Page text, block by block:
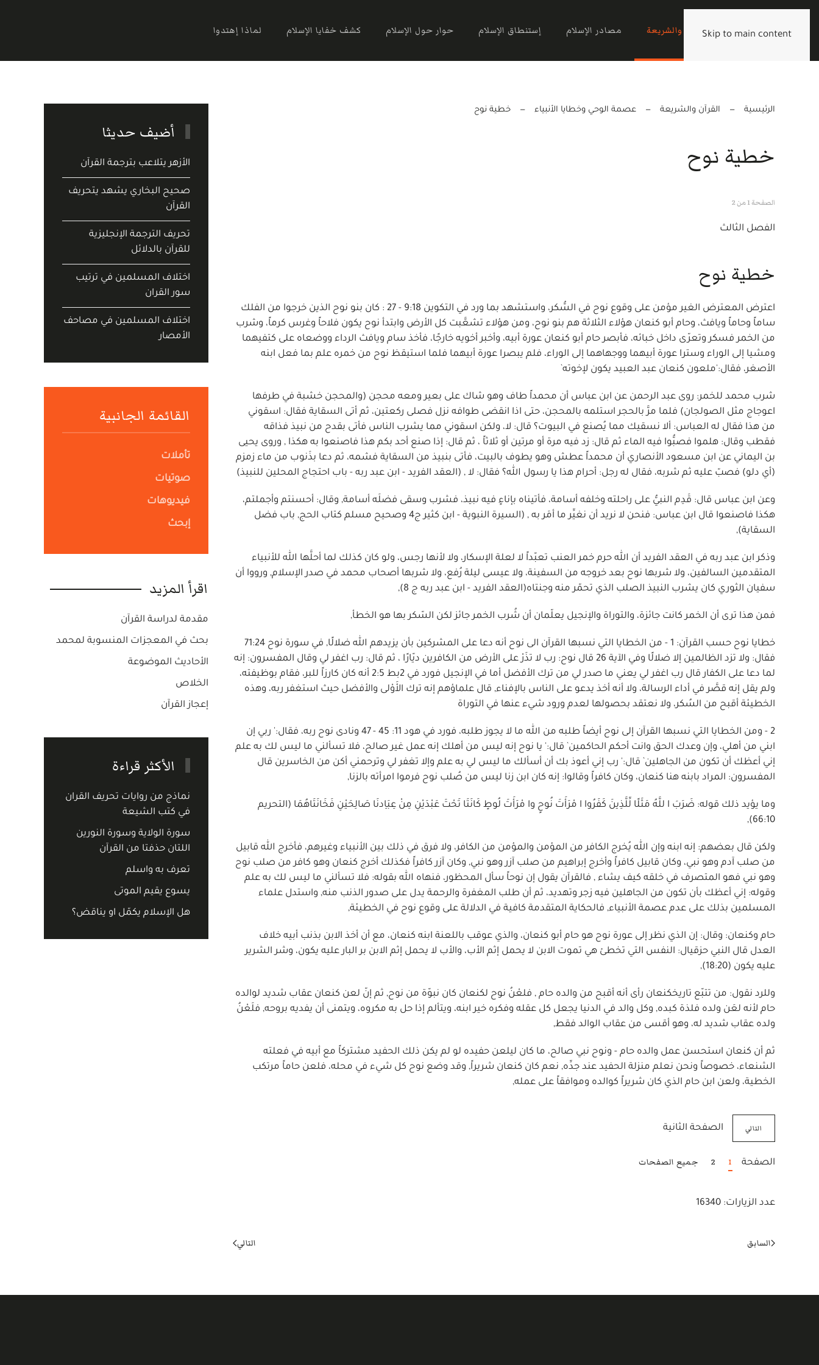
Skip to main content
الرئيسية القرآن والشريعة مصادر الإسلام إستنطاق الإسلام حوار حول الإسلام كشف خفايا الإسلام لماذا إهتدوا
الرئيسية القرآن والشريعة عصمة الوحي وخطايا الأنبياء خطية نوح
خطية نوح
الصفحة 1 من 2
الفصل الثالث
خطية نوح
اعترض المعترض الغير مؤمن على وقوع نوح في السُّكر، واستشهد بما ورد في التكوين 9:18 - 27 : كان بنو نوح الذين خرجوا من الفلك
ساماً وحاماً ويافث، وحام أبو كنعان هؤلاء الثلاثة هم بنو نوح، ومن هؤلاء تشعَّبت كل الأرض وابتدأ نوح يكون فلاحاً وغرس كرماً، وشرب
من الخمر فسكر وتعرّى داخل خبائه، فأبصر حام أبو كنعان عورة أبيه، وأخبر أخويه خارجًا، فأخذ سام ويافث الرداء ووضعاه على كتفيهما
ومشيا إلى الوراء وسترا عورة أبيهما ووجهاهما إلى الوراء، فلم يبصرا عورة أبيهما فلما استيقظ نوح من خمره علم بما فعل ابنه
الأصغر، فقال:'ملعون كنعان عبد العبيد يكون لإخوته`
شرب محمد للخمر: روى عبد الرحمن عن ابن عباس أن محمداً طاف وهو شاك على بعير ومعه محجن (والمحجن خشبة في طرفها
اعوجاج مثل الصولجان) فلما مرَّ بالحجر استلمه بالمحجن، حتى اذا انقضى طوافه نزل فصلى ركعتين، ثم أتى السقاية فقال: اسقوني
من هذا فقال له العباس: ألا نسقيك مما يُصنع في البيوت؟ قال: لا، ولكن اسقوني مما يشرب الناس فأتى بقدح من نبيذ فذاقه
فقطب وقال: هلموا فصبُّوا فيه الماء ثم قال: زد فيه مرة أو مرتين أو ثلاثاً ، ثم قال: إذا صنع أحد بكم هذا فاصنعوا به هكذا , وروى يحيى
بن اليماني عن ابن مسعود الأنصاري أن محمداً عطش وهو يطوف بالبيت، فأتى بنبيذ من السقاية فشمه، ثم دعا بذَنوب من ماء زمزم
(أي دلو) فصبّ عليه ثم شربه، فقال له رجل: أحرام هذا يا رسول الله؟ فقال: لا , (العقد الفريد - ابن عبد ربه - باب احتجاج المحلين للنبيذ)
وعن ابن عباس قال: قَدِم النبيُّ على راحلته وخلفه أسامة، فأتيناه بإناءٍ فيه نبيذ، فشرب وسقى فضلَه أسامة, وقال: أحسنتم وأجملتم،
هكذا فاصنعوا قال ابن عباس: فنحن لا نريد أن نغيِّر ما أمَر به , (السيرة النبوية - ابن كثير ج4 وصحيح مسلم كتاب الحج, باب فضل
السقاية),
وذكر ابن عبد ربه في العقد الفريد أن الله حرم خمر العنب تعبّداً لا لعلة الإسكار، ولا لأنها رجس، ولو كان كذلك لما أحلَّها الله للأنبياء
المتقدمين السالفين، ولا شربها نوح بعد خروجه من السفينة، ولا عيسى ليلة رُفع، ولا شربها أصحاب محمد في صدر الإسلام, ورووا أن
سفيان الثوري كان يشرب النبيذ الصلب الذي تحمّر منه وجنتاه(العقد الفريد - ابن عبد ربه ج 8),
فمن هذا ترى أن الخمر كانت جائزة، والتوراة والإنجيل يعلّمان أن شُرب الخمر جائز لكن السّكر بها هو الخطأ,
خطايا نوح حسب القرآن: 1 - من الخطايا التي نسبها القرآن الى نوح أنه دعا على المشركين بأن يزيدهم الله ضلالًا, في سورة نوح 71:24
فقال: ولا تزد الظالمين إلا ضلالًا وفي الآية 26 قال نوح: رب لا تذَرْ على الأرض من الكافرين ديّارًا ، ثم قال: رب اغفر لي وقال المفسرون: إنه
لما دعا على الكفار قال رب اغفر لي يعني ما صدر لي من ترك الأفضل أما في الإنجيل فورد في 2بط 2:5 أنه كان كارزاً للبر، فقام بوظيفته،
ولم يقل إنه قصَّر في أداء الرسالة، ولا أنه أخذ يدعو على الناس بالإفناء, قال علماؤهم إنه ترك الأَوْلى والأفضل حيث استغفر ربه، وهذه
الخطيئة أقبح من السُكر، ولا نعتقد بحصولها لعدم ورود شيء عنها في التوراة
2 - ومن الخطايا التي نسبها القرآن إلى نوح أيضاً طلبه من الله ما لا يجوز طلبه، فورد في هود 11: 45 - 47 ونادى نوح ربه، فقال:' ربي إن
ابني من أهلي، وإن وعدك الحق وانت أحكم الحاكمين` قال:' يا نوح إنه ليس من أهلك إنه عمل غير صالح، فلا تسألني ما ليس لك به علم
إني أعظك أن تكون من الجاهلين` قال:' رب إني أعوذ بك أن أسألك ما ليس لي به علم وإلا تغفر لي وترحمني أكن من الخاسرين قال
المفسرون: المراد بابنه هنا كنعان، وكان كافراً وقالوا: إنه كان ابن زنا ليس من صُلب نوح فرموا امرأته بالزنا,
وما يؤيد ذلك قوله: ضَرَبَ ا للَّهُ مَثَلًا لِّلَّذِينَ كَفَرُوا ا مْرَأَتَ نُوحٍ وا مْرَأَتَ لُوطٍ كَانَتَا تَحْتَ عَبْدَيْنِ مِنْ عِبَاِدنَا صَالِحَيْنِ فَخَانَتَاهُمَا (التحريم
66:10),
ولكن قال بعضهم: إنه ابنه وإن الله يُخرج الكافر من المؤمن والمؤمن من الكافر، ولا فرق في ذلك بين الأنبياء وغيرهم، فأخرج الله قابيل
من صلب آدم وهو نبي، وكان قابيل كافراً وأخرج إبراهيم من صلب آزر وهو نبي, وكان آزر كافراً فكذلك أخرج كنعان وهو كافر من صلب نوح
وهو نبي فهو المتصرف في خلقه كيف يشاء , فالقرآن يقول إن نوحاً سأل المحظور، فنهاه الله بقوله: فلا تسألني ما ليس لك به علم
وقوله: إني أعظك بأن تكون من الجاهلين فيه زجر وتهديد، ثم أن طلب المغفرة والرحمة يدل على صدور الذنب منه, واستدل علماء
المسلمين بذلك على عدم عصمة الأنبياء, فالحكاية المتقدمة كافية في الدلالة على وقوع نوح في الخطيئة,
حام وكنعان: وقال: إن الذي نظر إلى عورة نوح هو حام أبو كنعان، والذي عوقب باللعنة ابنه كنعان، مع أن أخذ الابن بذنب أبيه خلاف
العدل قال النبي حزقيال: النفس التي تخطئ هي تموت الابن لا يحمل إثم الأب، والأب لا يحمل إثم الابن بر البار عليه يكون، وشر الشرير
عليه يكون (18:20),
وللرد نقول: من تتبّع تاريخكنعان رأى أنه أقبح من والده حام , فلعْنُ نوح لكنعان كان نبوّة من نوح, ثم إنّ لعن كنعان عقاب شديد لوالده
حام لأنه لعَن ولده فلذة كبده, وكل والد في الدنيا يجعل كل عقله وفكره خير ابنه، ويتألم إذا حل به مكروه، ويتمنى أن يفديه بروحه, فلَعْنُ
ولده عقاب شديد له، وهو أقسى من عقاب الوالد فقط,
ثم أن كنعان استحسن عمل والده حام - ونوح نبي صالح، ما كان ليلعن حفيده لو لم يكن ذلك الحفيد مشتركاً مع أبيه في فعلته
الشنعاء، خصوصاً ونحن نعلم منزلة الحفيد عند جدِّه, نعم كان كنعان شريراً, وقد وضع نوح كل شيء في محله، فلعن حاماً مرتكب
الخطية، ولعن ابن حام الذي كان شريراً كوالده وموافقاً على عمله,
التالي الصفحة الثانية
الصفحة 1
2 جميع الصفحات
عدد الزيارات: 16340
السابق التالي
أضيف حديثا
الأزهر يتلاعب بترجمة القرآن
صحيح البخاري يشهد يتحريف
القرآن
تحريف الترجمة الإنجليزية
للقرآن بالدلائل
اختلاف المسلمين في ترتيب
سور القران
اختلاف المسلمين في مصاحف
الأمصار
القائمة الجانبية
تأملات
صوتيات
فيديوهات
إبحث
اقرأ المزيد
مقدمة لدراسة القرآن
بحث في المعجزات المنسوبة لمحمد
الأحاديث الموضوعة
الخلاص
إعجاز القرآن
الأكثر قراءة
نماذج من روايات تحريف القران
في كتب الشيعة
سورة الولاية وسورة النورين
اللتان حذفتا من القرآن
تعرف به واسلم
يسوع يقيم الموتى
هل الإسلام يكمّل او يناقض؟